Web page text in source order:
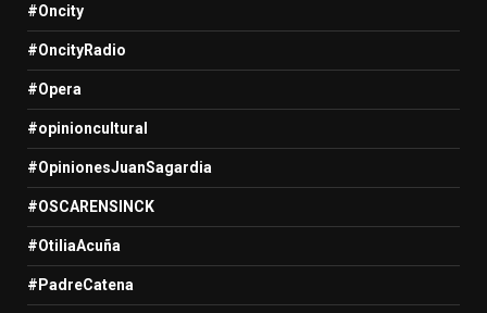
#Oncity
#OncityRadio
#Opera
#opinioncultural
#OpinionesJuanSagardia
#OSCARENSINCK
#OtiliaAcuña
#PadreCatena